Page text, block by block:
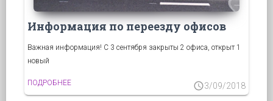
Информация по переезду офисов
Важная информация! С 3 сентября закрыты 2 офиса, открыт 1
новый
ПОДРОБНЕЕ schedule3/09/2018